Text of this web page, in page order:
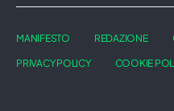
MANIFESTO REDAZIONE
PRIVACY POLICY COOKIE